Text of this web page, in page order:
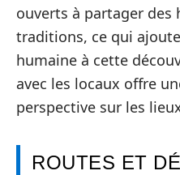
ouverts à partager des
traditions, ce qui
humaine à cette
avec les locaux offre
perspective sur les
ROUTES ET